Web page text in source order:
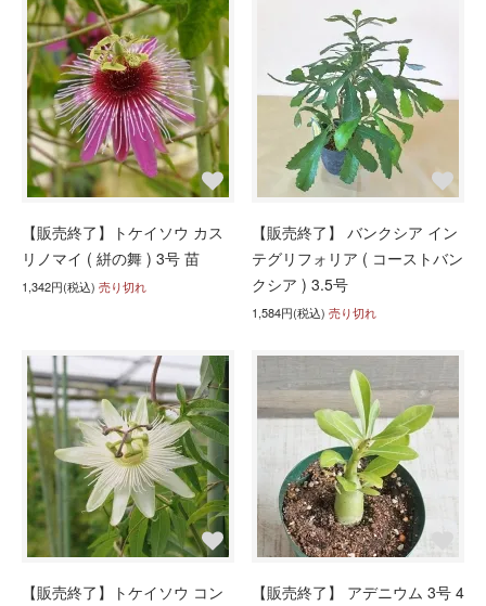
【販売終了】トケイソウ カス
リノマイ ( 絣の舞 ) 3号 苗
1,342円(税込) 売り切れ
【販売終了】 バンクシア イン
テグリフォリア ( コーストバン
クシア ) 3.5号
1,584円(税込) 売り切れ
【販売終了】トケイソウ コン
【販売終了】 アデニウム 3号 4